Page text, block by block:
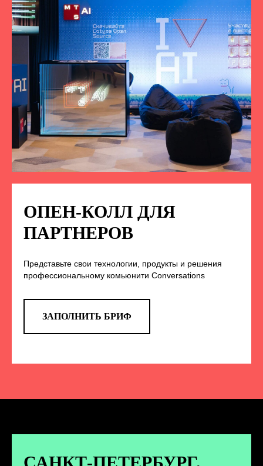
ОПЕН-КОЛЛ ДЛЯ
ПАРТНЕРОВ
Представьте свои технологии, продукты и решения
профессиональному комьюнити Conversations
ЗАПОЛНИТЬ БРИФ
НА НАС В СОЦСЕТЯХ
TELEGRAM
анонс новых спикеров и другие
новости конференции